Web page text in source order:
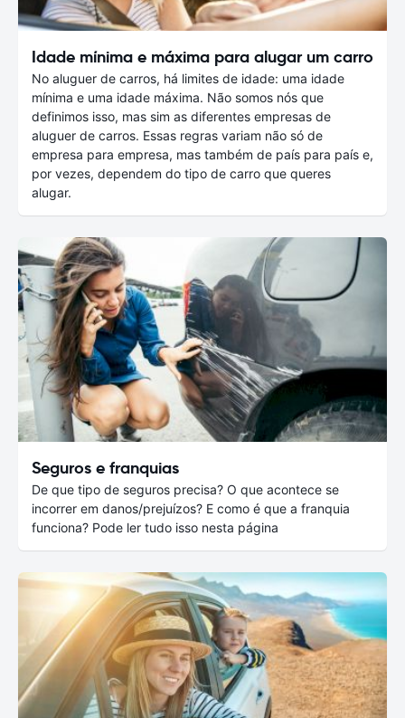
Idade mínima e máxima para alugar um carro
No aluguer de carros, há limites de idade: uma idade
mínima e uma idade máxima. Não somos nós que
definimos isso, mas sim as diferentes empresas de
aluguer de carros. Essas regras variam não só de
empresa para empresa, mas também de país para país e,
por vezes, dependem do tipo de carro que queres
alugar.
Seguros e franquias
De que tipo de seguros precisa? O que acontece se
incorrer em danos/prejuízos? E como é que a franquia
funciona? Pode ler tudo isso nesta página